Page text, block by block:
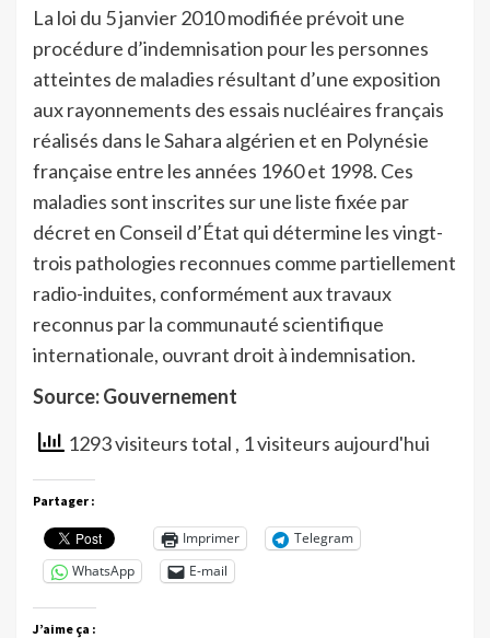
La loi du 5 janvier 2010 modifiée prévoit une
procédure d’indemnisation pour les personnes
atteintes de maladies résultant d’une exposition
aux rayonnements des essais nucléaires français
réalisés dans le Sahara algérien et en Polynésie
française entre les années 1960 et 1998. Ces
maladies sont inscrites sur une liste fixée par
décret en Conseil d’État qui détermine les vingt-
trois pathologies reconnues comme partiellement
radio-induites, conformément aux travaux
reconnus par la communauté scientifique
internationale, ouvrant droit à indemnisation.
Source: Gouvernement
1293 visiteurs total , 1 visiteurs aujourd'hui
Partager :
Imprimer
Telegram
WhatsApp
E-mail
J’aime ça :